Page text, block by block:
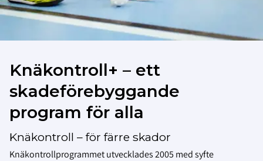
Knäkontroll+ – ett
skadeförebyggande
program för alla
Knäkontroll – för färre skador
Knäkontrollprogrammet utvecklades 2005 med syfte